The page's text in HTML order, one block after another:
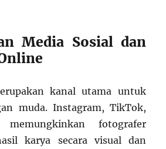
Media Sosial dan
kanal utama untuk
muda. Instagram, TikTok,
fotografer
karya secara visual dan